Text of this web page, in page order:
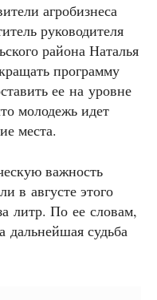
агробизнеса
руководителя
района Наталья
программу
ее на уровне
молодежь идет
места.
важность
в августе этого
литр. По ее словам,
дальнейшая судьба